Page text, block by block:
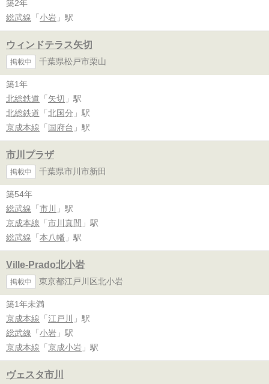
築2年
総武線 「 小岩 」駅
ウィンドテラス矢切
掲載中 千葉県松戸市栗山
築1年
北総鉄道 「 矢切 」駅
北総鉄道 「 北国分 」駅
京成本線 「 国府台 」駅
市川プラザ
掲載中 千葉県市川市新田
築54年
総武線 「 市川
」駅
京成本線 「 市川真間 」駅
総武線 「 本八幡 」駅
Ville-Prado北小岩
掲載中 東京都江戸川区北小岩
築1年未満
京成本線 「 江戸川
」駅
総武線 「 小岩 」駅
京成本線 「 京成小岩 」駅
ヴェスタ市川